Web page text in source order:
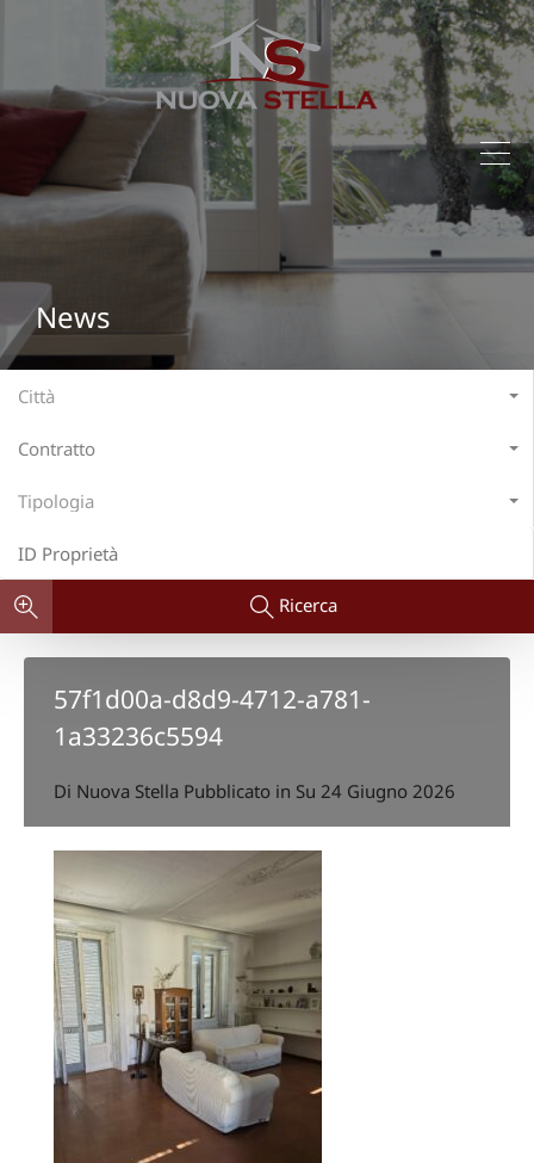
News
Città
Contratto
Tipologia
Ricerca
57f1d00a-d8d9-4712-a781-
1a33236c5594
Di Nuova Stella Pubblicato in Su 24 Giugno 2026